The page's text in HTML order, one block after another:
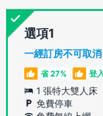
選項
一經訂房不可取消
省 27% 登
1 張特大雙人床
免費停車